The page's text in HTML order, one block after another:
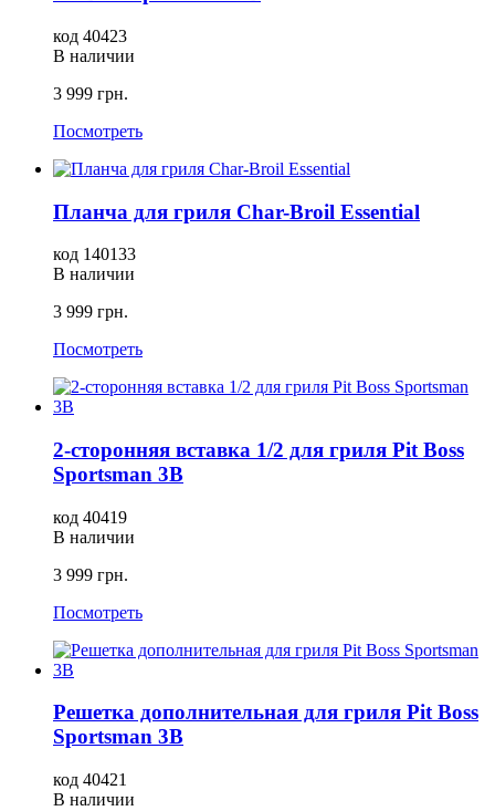
код 40423
В наличии
3 999 грн.
Посмотреть
Планча для гриля Char-Broil Essential
код 140133
В наличии
3 999 грн.
Посмотреть
2-сторонняя вставка 1/2 для гриля Pit Boss
Sportsman 3B
код 40419
В наличии
3 999 грн.
Посмотреть
Решетка дополнительная для гриля Pit Boss
Sportsman 3B
код 40421
В наличии